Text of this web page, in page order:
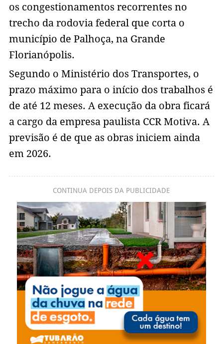
os congestionamentos recorrentes no
trecho da rodovia federal que corta o
município de Palhoça, na Grande
Florianópolis.
Segundo o Ministério dos Transportes, o
prazo máximo para o início dos trabalhos é
de até 12 meses. A execução da obra ficará
a cargo da empresa paulista CCR Motiva. A
previsão é de que as obras iniciem ainda
em 2026.
CONTINUA DEPOIS DA PUBLICIDADE